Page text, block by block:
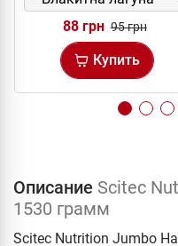
88 грн 95 грн
Купить
Описание Scitec
1530 грамм
Scitec Nutrition Jumbo